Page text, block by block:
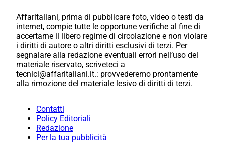
Affaritaliani, prima di pubblicare foto, video o testi da
internet, compie tutte le opportune verifiche al fine di
accertarne il libero regime di circolazione e non violare
i diritti di autore o altri diritti esclusivi di terzi. Per
segnalare alla redazione eventuali errori nell’uso del
materiale riservato, scriveteci a
tecnici@affaritaliani.it.: provvederemo prontamente
alla rimozione del materiale lesivo di diritti di terzi.
Contatti
Policy Editoriali
Redazione
Per la tua pubblicità